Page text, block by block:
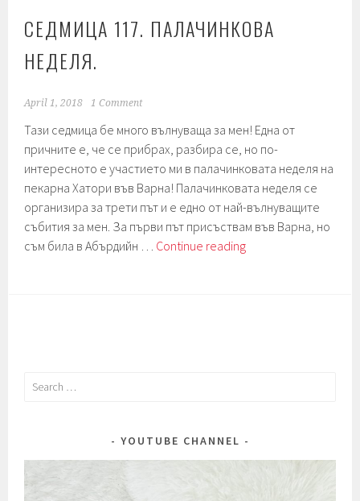
СЕДМИЦА 117. ПАЛАЧИНКОВА
НЕДЕЛЯ.
April 1, 2018 1 Comment
Тази седмица бе много вълнуваща за мен! Една от
причните е, че се прибрах, разбира се, но по-
интересното е участието ми в палачинковата неделя на
пекарна Хатори във Варна! Палачинковата неделя се
организира за трети път и е едно от най-вълнуващите
събития за мен. За първи път присъствам във Варна, но
съм била в Абърдийн … Continue readingСедмица
Search
YOUTUBE CHANNEL